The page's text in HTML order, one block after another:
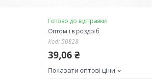
Готово до відправки
Оптом і в роздріб
Код:50828
39,06 ₴
Показати оптові ціни